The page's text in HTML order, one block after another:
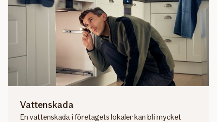
Vattenskada
En vattenskada i företagets lokaler kan bli mycket